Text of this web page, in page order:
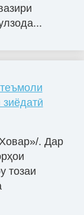
. Дар
тозаи